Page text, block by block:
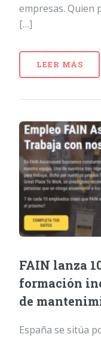
empresas. Quien
[…]
LEER MÁS
FAIN lanza
formación
de
España se sitúa